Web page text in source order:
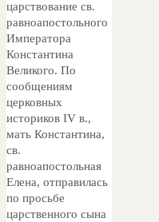
царствование св.
равноапостольного
Императора
Константина
Великого. По
сообщениям
церковных
историков IV в.,
мать Константина,
св.
равноапостольная
Елена, отправилась
по просьбе
царственного сына